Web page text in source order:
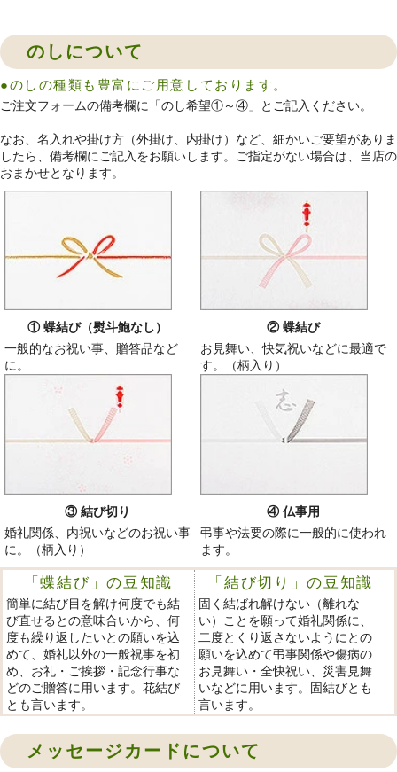
のしについて
●のしの種類も豊富にご用意しております。
ご注文フォームの備考欄に「のし希望①～④」とご記入ください。
なお、名入れや掛け方（外掛け、内掛け）など、細かいご要望がありま
したら、備考欄にご記入をお願いします。ご指定がない場合は、当店の
おまかせとなります。
① 蝶結び（熨斗鮑なし）
一般的なお祝い事、贈答品など
に。
② 蝶結び
お見舞い、快気祝いなどに最適で
す。（柄入り）
③ 結び切り
婚礼関係、内祝いなどのお祝い事
に。（柄入り）
④ 仏事用
弔事や法要の際に一般的に使われ
ます。
「蝶結び」の豆知識
簡単に結び目を解け何度でも結
び直せるとの意味合いから、何
度も繰り返したいとの願いを込
めて、婚礼以外の一般祝事を初
め、お礼・ご挨拶・記念行事な
どのご贈答に用います。花結び
とも言います。
「結び切り」の豆知識
固く結ばれ解けない（離れな
い）ことを願って婚礼関係に、
二度とくり返さないようにとの
願いを込めて弔事関係や傷病の
お見舞い・全快祝い、災害見舞
いなどに用います。固結びとも
言います。
メッセージカードについて